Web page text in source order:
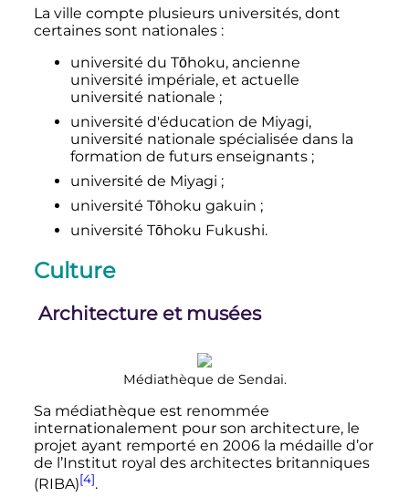
La ville compte plusieurs universités, dont
certaines sont nationales :
université du Tōhoku, ancienne
université impériale, et actuelle
université nationale ;
université d'éducation de Miyagi,
université nationale spécialisée dans la
formation de futurs enseignants ;
université de Miyagi ;
université Tōhoku gakuin ;
université Tōhoku Fukushi.
Culture
Architecture et musées
Médiathèque de Sendai.
Sa médiathèque est renommée
internationalement pour son architecture, le
projet ayant remporté en 2006 la médaille d’or
de l’Institut royal des architectes britanniques
(RIBA)[4].